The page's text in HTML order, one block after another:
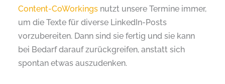
Content-CoWorkings nutzt unsere Termine immer,
um die Texte für diverse LinkedIn-Posts
vorzubereiten. Dann sind sie fertig und sie kann
bei Bedarf darauf zurückgreifen, anstatt sich
spontan etwas auszudenken.